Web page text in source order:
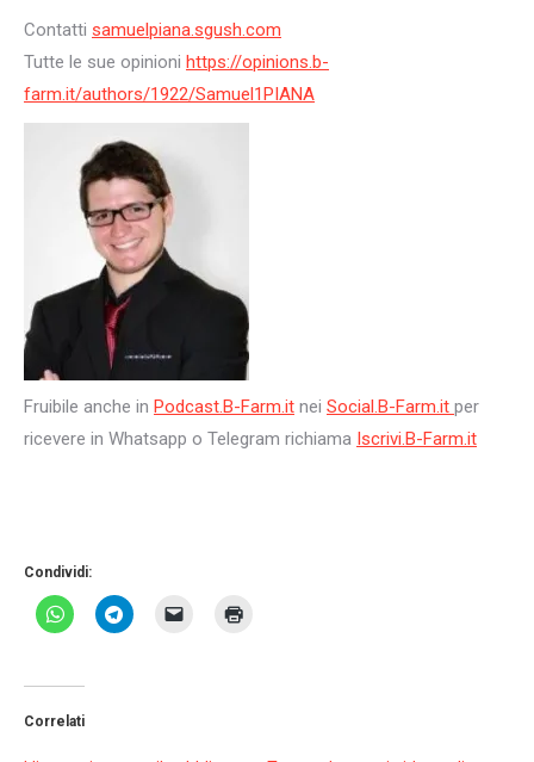
Contatti samuelpiana.sgush.com
Tutte le sue opinioni https://opinions.b-
farm.it/authors/1922/Samuel1PIANA
Fruibile anche in Podcast.B-Farm.it nei Social.B-Farm.it per
ricevere in Whatsapp o Telegram richiama Iscrivi.B-Farm.it
Condividi:
Correlati